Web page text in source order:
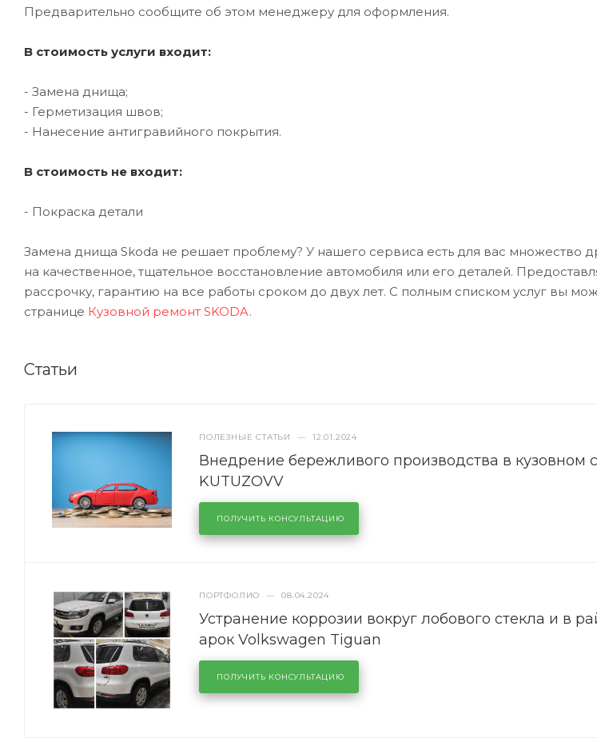
Предварительно сообщите об этом менеджеру для оформления.
В стоимость услуги входит:
- Замена днища;
- Герметизация швов;
- Нанесение антигравийного покрытия.
В стоимость не входит:
- Покраска детали
Замена днища Skoda не решает проблему? У нашего сервиса есть для вас множество
на качественное, тщательное восстановление автомобиля или его деталей.
рассрочку, гарантию на все работы сроком до двух лет. С полным списком услуг вы
странице Кузовной ремонт SKODA.
Статьи
ПОЛЕЗНЫЕ СТАТЬИ — 12.01.2024
Внедрение бережливого производства в кузовном
KUTUZOVV
ПОЛУЧИТЬ КОНСУЛЬТАЦИЮ
ПОРТФОЛИО — 08.04.2024
Устранение коррозии вокруг лобового стекла и в
арок Volkswagen Tiguan
ПОЛУЧИТЬ КОНСУЛЬТАЦИЮ